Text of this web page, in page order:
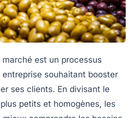
est un processus
souhaitant booster
ses clients. En divisant le
petits et homogènes, les